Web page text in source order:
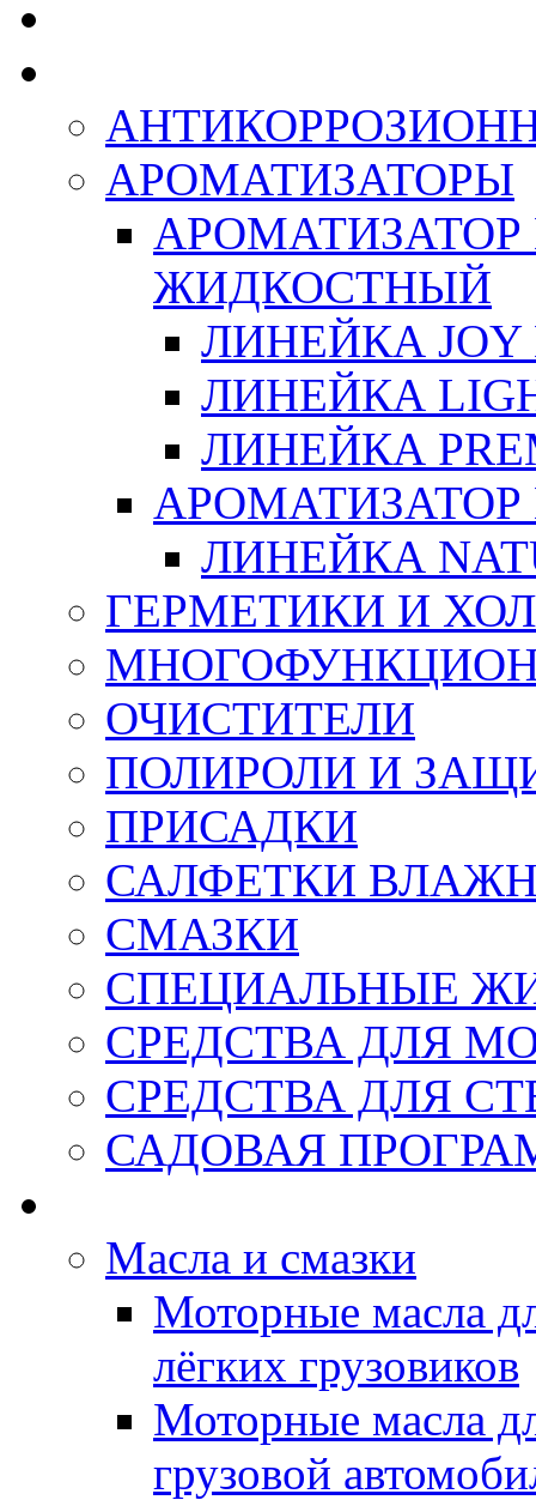
АРОМАТИЗАТОРЫ
ЖИДКОСТНЫЙ
ЛИНЕЙКА JOY
ЛИНЕЙКА
ЛИНЕЙКА
ЛИНЕЙКА
ГЕРМЕТИКИ И
ОЧИСТИТЕЛИ
ПОЛИРОЛИ И
ПРИСАДКИ
САЛФЕТКИ
СМАЗКИ
СПЕЦИАЛЬНЫЕ
СРЕДСТВА ДЛЯ
СРЕДСТВА ДЛЯ
САДОВАЯ
Масла и смазки
Моторные масла
лёгких грузовиков
Моторные масла
грузовой